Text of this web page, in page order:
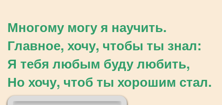
Многому могу я научить.
Главное, хочу, чтобы ты знал:
Я тебя любым буду любить,
Но хочу, чтоб ты хорошим стал.